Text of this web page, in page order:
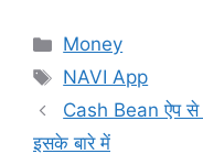
Categories
Money
Tags
NAVI App
Cash Bean ऐप से
इसके बारे में